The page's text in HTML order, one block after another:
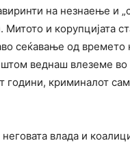
на незнаење и
Митото и корупцијата
сеќавање од времето
веднаш влеземе во
години, криминалот
влада и